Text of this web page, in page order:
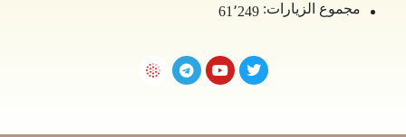
مجموع الزيارات: 61٬249